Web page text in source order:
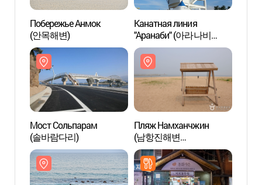
Побережье Анмок
(안목해변)
Канатная линия
"Аранаби" (아라나비
(스카이 어촌체험))
Мост Сольпарам
(솔바람다리)
Пляж Намханчжин
(남항진해변
(남항진해수욕장))